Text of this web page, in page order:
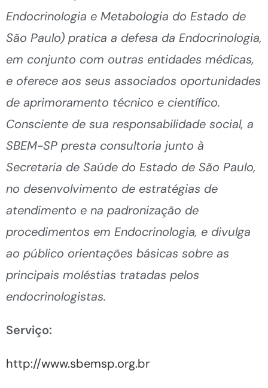
Endocrinologia e Metabologia do Estado de
São Paulo) pratica a defesa da Endocrinologia,
em conjunto com outras entidades médicas,
e oferece aos seus associados oportunidades
de aprimoramento técnico e científico.
Consciente de sua responsabilidade social, a
SBEM-SP presta consultoria junto à
Secretaria de Saúde do Estado de São Paulo,
no desenvolvimento de estratégias de
atendimento e na padronização de
procedimentos em Endocrinologia, e divulga
ao público orientações básicas sobre as
principais moléstias tratadas pelos
endocrinologistas.
Serviço:
http://www.sbemsp.org.br